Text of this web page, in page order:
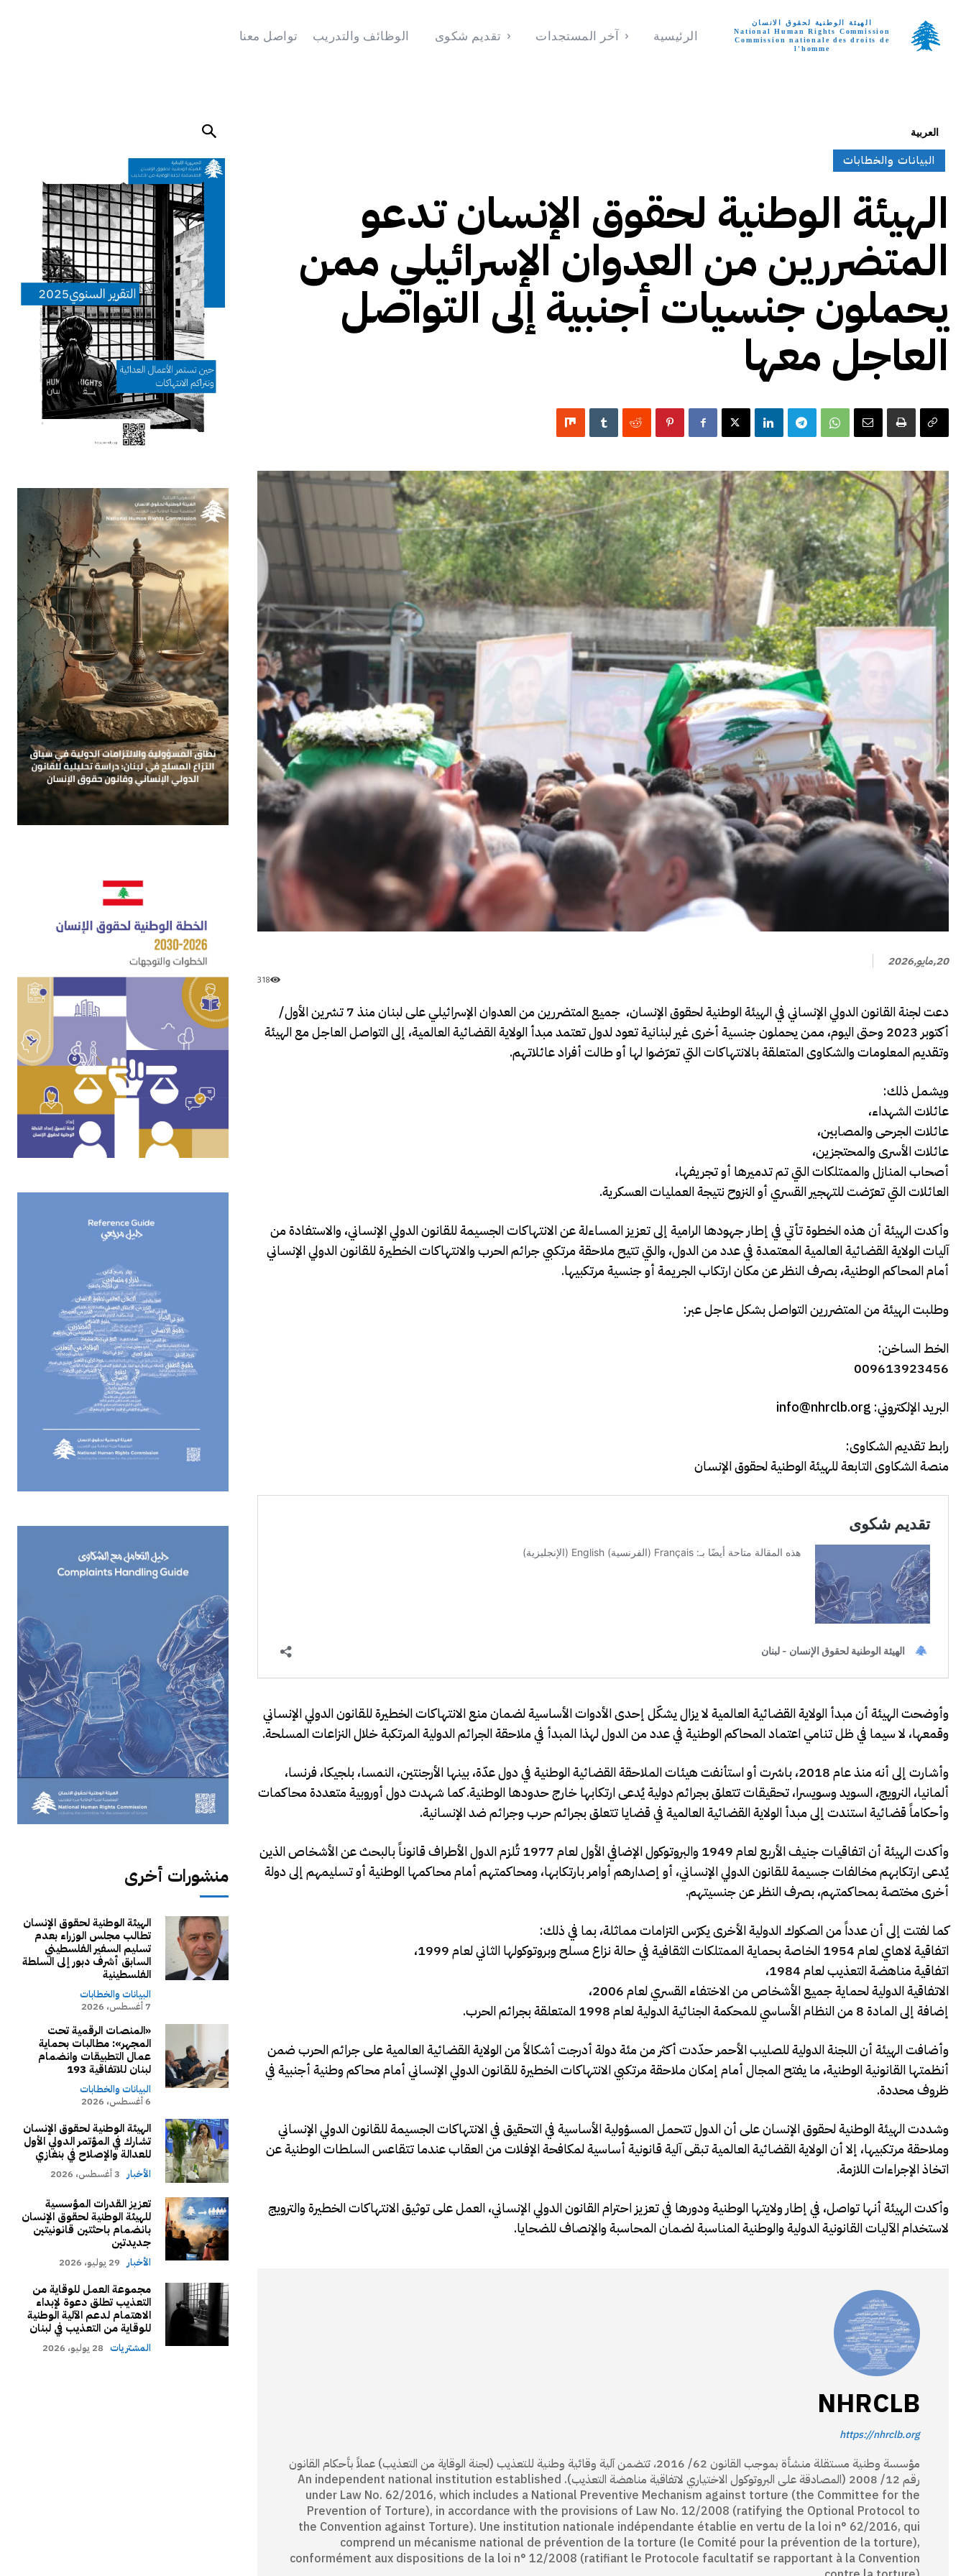
الهيئة الوطنية لحقوق الانسان
National Human Rights Commission
Commission nationale des droits de
l'homme
الرئيسية آخر المستجدات تقديم شكوى الوظائف والتدريب تواصل معنا
منشورات أخرى
الهيئة الوطنية لحقوق الإنسان
تطالب مجلس الوزراء بعدم
تسليم السفير الفلسطيني
السابق أشرف دبور إلى السلطة
الفلسطينية
البيانات والخطابات
7 أغسطس، 2026
«المنصات الرقمية تحت
المجهر»: مطالبات بحماية
عمال التطبيقات وانضمام
لبنان للاتفاقية 193
البيانات والخطابات
6 أغسطس، 2026
الهيئة الوطنية لحقوق الإنسان
تشارك في المؤتمر الدولي الأول
للعدالة والإصلاح في بنغازي
الأخبار 3 أغسطس، 2026
تعزيز القدرات المؤسسية
للهيئة الوطنية لحقوق الإنسان
بانضمام باحثتين قانونيتين
جديدتين
الأخبار 29 يوليو، 2026
مجموعة العمل للوقاية من
التعذيب تطلق دعوة لإبداء
الاهتمام لدعم الآلية الوطنية
للوقاية من التعذيب في لبنان
المشتريات 28 يوليو، 2026
العربية
البيانات والخطابات
الهيئة الوطنية لحقوق الإنسان تدعو
المتضررين من العدوان الإسرائيلي ممن
يحملون جنسيات أجنبية إلى التواصل
العاجل معها
20,مايو,2026
318
دعت لجنة القانون الدولي الإنساني فيالهيئة الوطنية لحقوق الإنسان
، جميع المتضررين من العدوان الإسرائيلي على لبنان منذ 7 تشرين الأول/
أكتوبر 2023 وحتى اليوم، ممن يحملون جنسية أخرى غير لبنانية تعود لدول تعتمد مبدأ الولاية القضائية العالمية، إلى التواصل العاجل مع الهيئة
وتقديم المعلومات والشكاوى المتعلقة بالانتهاكات التي تعرّضوا لها أو طالت أفراد عائلاتهم.
ويشمل ذلك:
عائلات الشهداء،
عائلات الجرحى والمصابين،
عائلات الأسرى والمحتجزين،
أصحاب المنازل والممتلكات التي تم تدميرها أو تجريفها،
العائلات التي تعرّضت للتهجير القسري أو النزوح نتيجة العمليات العسكرية.
وأكدت الهيئة أن هذه الخطوة تأتي في إطار جهودها الرامية إلى تعزيز المساءلة عن الانتهاكات الجسيمة للقانون الدولي الإنساني، والاستفادة من
آليات الولاية القضائية العالمية المعتمدة في عدد من الدول، والتي تتيح ملاحقة مرتكبي جرائم الحرب والانتهاكات الخطيرة للقانون الدولي الإنساني
أمام المحاكم الوطنية، بصرف النظر عن مكان ارتكاب الجريمة أو جنسية مرتكبيها.
وطلبت الهيئة من المتضررين التواصل بشكل عاجل عبر:
الخط الساخن:
009613923456
البريد الإلكتروني: info@nhrclb.org
رابط تقديم الشكاوى:
منصة الشكاوى التابعة للهيئة الوطنية لحقوق الإنسان
وأوضحت الهيئة أن مبدأ الولاية القضائية العالمية لا يزال يشكّل إحدى الأدوات الأساسية لضمان منع الانتهاكات الخطيرة للقانون الدولي الإنساني
وقمعها، لا سيما في ظل تنامي اعتماد المحاكم الوطنية في عدد من الدول لهذا المبدأ في ملاحقة الجرائم الدولية المرتكبة خلال النزاعات المسلحة.
وأشارت إلى أنه منذ عام 2018، باشرت أو استأنفت هيئات الملاحقة القضائية الوطنية في دول عدّة، بينها الأرجنتين، النمسا، بلجيكا، فرنسا،
ألمانيا، النرويج، السويد وسويسرا، تحقيقات تتعلق بجرائم دولية يُدعى ارتكابها خارج حدودها الوطنية. كما شهدت دول أوروبية متعددة محاكمات
وأحكاماً قضائية استندت إلى مبدأ الولاية القضائية العالمية في قضايا تتعلق بجرائم حرب وجرائم ضد الإنسانية.
وأكدت الهيئة أن اتفاقيات جنيف الأربع لعام 1949 والبروتوكول الإضافي الأول لعام 1977 تُلزم الدول الأطراف قانوناً بالبحث عن الأشخاص الذين
يُدعى ارتكابهم مخالفات جسيمة للقانون الدولي الإنساني، أو إصدارهم أوامر بارتكابها، ومحاكمتهم أمام محاكمها الوطنية أو تسليمهم إلى دولة
أخرى مختصة بمحاكمتهم، بصرف النظر عن جنسيتهم.
كما لفتت إلى أن عدداً من الصكوك الدولية الأخرى يكرّس التزامات مماثلة، بما في ذلك:
اتفاقية لاهاي لعام 1954 الخاصة بحماية الممتلكات الثقافية في حالة نزاع مسلح وبروتوكولها الثاني لعام 1999،
اتفاقية مناهضة التعذيب لعام 1984،
الاتفاقية الدولية لحماية جميع الأشخاص من الاختفاء القسري لعام 2006،
إضافة إلى المادة 8 من النظام الأساسي للمحكمة الجنائية الدولية لعام 1998 المتعلقة بجرائم الحرب.
وأضافت الهيئة أن اللجنة الدولية للصليب الأحمر حدّدت أكثر من مئة دولة أدرجت أشكالاً من الولاية القضائية العالمية على جرائم الحرب ضمن
أنظمتها القانونية الوطنية، ما يفتح المجال أمام إمكان ملاحقة مرتكبي الانتهاكات الخطيرة للقانون الدولي الإنساني أمام محاكم وطنية أجنبية في
ظروف محددة.
وشددت الهيئة الوطنية لحقوق الإنسان على أن الدول تتحمل المسؤولية الأساسية في التحقيق في الانتهاكات الجسيمة للقانون الدولي الإنساني
وملاحقة مرتكبيها، إلا أن الولاية القضائية العالمية تبقى آلية قانونية أساسية لمكافحة الإفلات من العقاب عندما تتقاعس السلطات الوطنية عن
اتخاذ الإجراءات اللازمة.
وأكدت الهيئة أنها تواصل، في إطار ولايتها الوطنية ودورها في تعزيز احترام القانون الدولي الإنساني، العمل على توثيق الانتهاكات الخطيرة والترويج
لاستخدام الآليات القانونية الدولية والوطنية المناسبة لضمان المحاسبة والإنصاف للضحايا.
NHRCLB
https://nhrclb.org
مؤسسة وطنية مستقلة منشأة بموجب القانون 62/ 2016، تتضمن آلية وقائية وطنية للتعذيب (لجنة الوقاية من التعذيب) عملاً بأحكام القانون
رقم 12/ 2008 (المصادقة على البروتوكول الاختياري لاتفاقية مناهضة التعذيب). An independent national institution established
under Law No. 62/2016, which includes a National Preventive Mechanism against torture (the Committee for the
Prevention of Torture), in accordance with the provisions of Law No. 12/2008 (ratifying the Optional Protocol to
the Convention against Torture). Une institution nationale indépendante établie en vertu de la loi n° 62/2016, qui
comprend un mécanisme national de prévention de la torture (le Comité pour la prévention de la torture),
conformément aux dispositions de la loi n° 12/2008 (ratifiant le Protocole facultatif se rapportant à la Convention